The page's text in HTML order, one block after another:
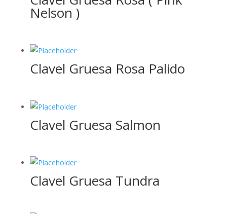
Nelson )
Clavel Gruesa Rosa Palido
Clavel Gruesa Salmon
Clavel Gruesa Tundra